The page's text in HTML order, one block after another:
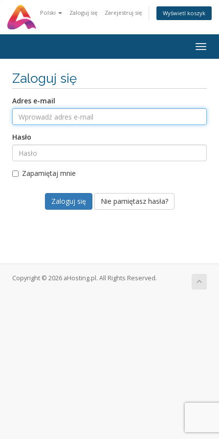
Polski Zaloguj się Zarejestruj się Wyświetl koszyk
Zaloguj się
Adres e-mail
Hasło
Zapamiętaj mnie
Nie pamiętasz hasła?
Copyright © 2026 aHosting.pl. All Rights Reserved.